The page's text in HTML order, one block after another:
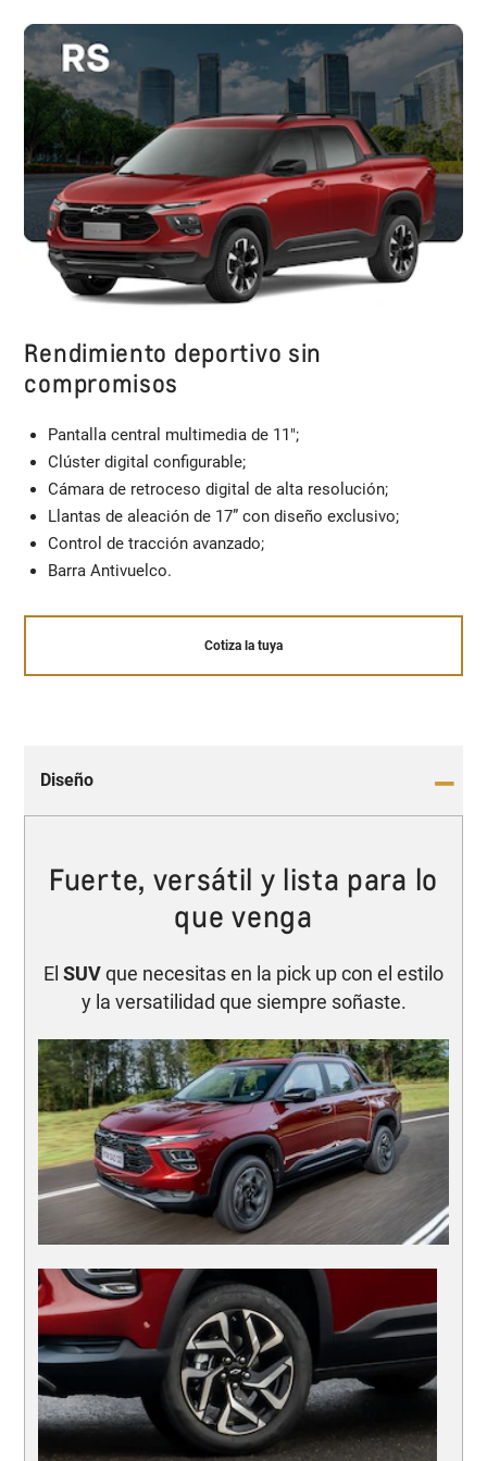
Rendimiento deportivo sin
compromisos
Pantalla central multimedia de 11";
Clúster digital configurable;
Cámara de retroceso digital de alta resolución;
Llantas de aleación de 17” con diseño exclusivo;
Control de tracción avanzado;
Barra Antivuelco.
Cotiza la tuya
Diseño
Fuerte, versátil y lista para lo
que venga
El SUVque necesitas en la pick up con el estilo
y la versatilidad que siempre soñaste.